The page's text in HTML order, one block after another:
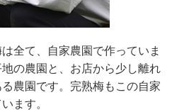
全て、自家農園で作っていま
の農園と、お店から少し離れ
農園です。完熟梅もこの自家
ます。